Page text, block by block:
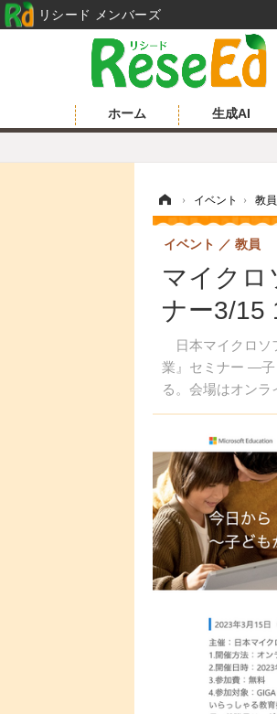
ホーム 生成AI
› イベント › 教員
マイクロ
ナー3/15
日本マイクロソ
業』セミナー ―子
る。会場はオンラ
イベント 教員
リシード メンバーズ